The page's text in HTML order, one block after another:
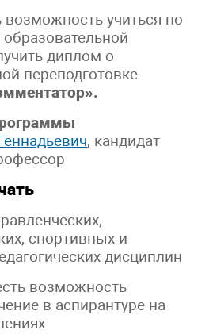
возможность учиться по
диплом о
переподготовке
, кандидат
спортивных и
дисциплин
возможность
в аспирантуре на